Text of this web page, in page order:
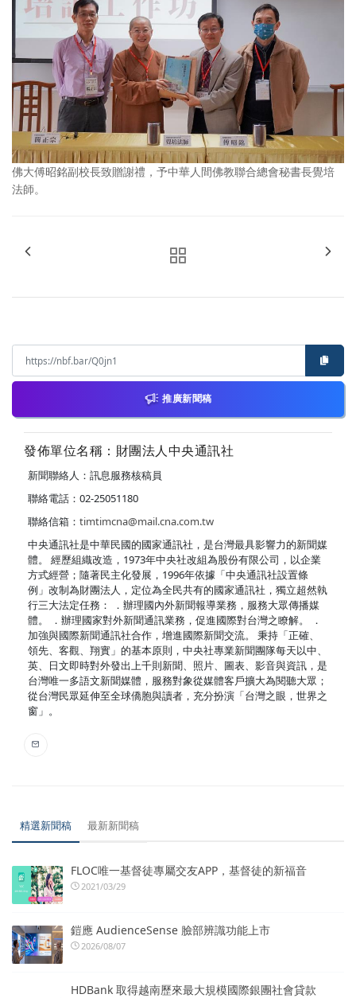
佛大傅昭銘副校長致贈謝禮，予中華人間佛教聯合總會秘書長覺培
法師。
推廣新聞稿
發佈單位名稱：財團法人中央通訊社
新聞聯絡人：訊息服務核稿員
聯絡電話：02-25051180
聯絡信箱： timtimcna@mail.cna.com.tw
中央通訊社是中華民國的國家通訊社，是台灣最具影響力的新聞媒
體。 經歷組織改造，1973年中央社改組為股份有限公司，以企業
方式經營；隨著民主化發展，1996年依據「中央通訊社設置條
例」改制為財團法人，定位為全民共有的國家通訊社，獨立超然執
行三大法定任務： ．辦理國內外新聞報導業務，服務大眾傳播媒
體。 ．辦理國家對外新聞通訊業務，促進國際對台灣之瞭解。 ．
加強與國際新聞通訊社合作，增進國際新聞交流。 秉持「正確、
領先、客觀、翔實」的基本原則，中央社專業新聞團隊每天以中、
英、日文即時對外發出上千則新聞、照片、圖表、影音與資訊，是
台灣唯一多語文新聞媒體，服務對象從媒體客戶擴大為閱聽大眾；
從台灣民眾延伸至全球僑胞與讀者，充分扮演「台灣之眼，世界之
窗」。
精選新聞稿 最新新聞稿
FLOC唯一基督徒專屬交友APP，基督徒的新福音
2021/03/29
鎧應 AudienceSense 臉部辨識功能上市
2026/08/07
HDBank 取得越南歷來最大規模國際銀團社會貸款